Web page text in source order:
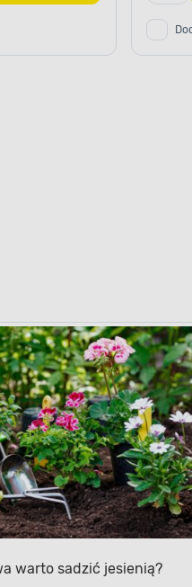
warto sadzić jesienią?